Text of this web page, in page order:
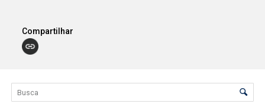
Compartilhar
Lista de itens
Controle de ordenação e visualização